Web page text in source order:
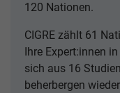
120 Nationen.
CIGRE zählt 61
Ihre Expert:innen
sich aus 16
beherbergen